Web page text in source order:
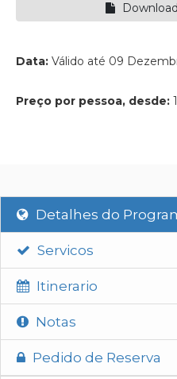
Data: Válido até 09
Preço por pessoa, desde:
Detalhes do
Servicos
Itinerario
Notas
Pedido de Reserva